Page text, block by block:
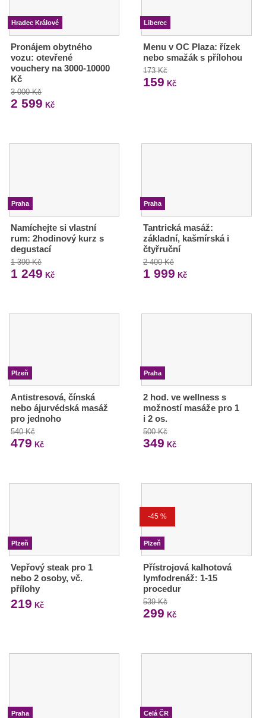
Hradec Králové
Pronájem obytného
vozu: otevřené
vouchery na 3000-10000
Kč
3 000 Kč
2 599 Kč
Liberec
Menu v OC Plaza: řízek
nebo smažák s přílohou
173 Kč
159 Kč
Praha
Namíchejte si vlastní
rum: 2hodinový kurz s
degustací
1 390 Kč
1 249 Kč
Praha
Tantrická masáž:
základní, kašmírská i
čtyřruční
2 400 Kč
1 999 Kč
Plzeň
Antistresová, čínská
nebo ájurvédská masáž
pro jednoho
540 Kč
479 Kč
Praha
2 hod. ve wellness s
možností masáže pro 1
i 2 os.
500 Kč
349 Kč
Plzeň
Vepřový steak pro 1
nebo 2 osoby, vč.
přílohy
219 Kč
-45 %
Plzeň
Přístrojová kalhotová
lymfodrenáž: 1-15
procedur
539 Kč
299 Kč
Praha Celá ČR